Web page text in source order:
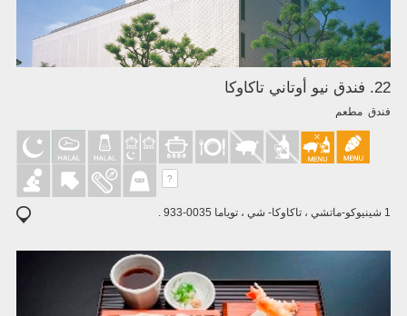
22. فندق نيو أوتاني تاكاوكا
فندق مطعم
?
1 شينيوكو-ماتشي ، تاكاوكا- شي ، توياما 0035-933 .